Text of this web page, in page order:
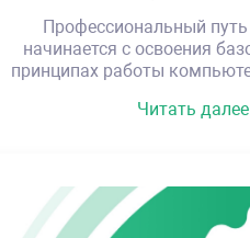
Профессиональный
начинается с освоения
принципах работы
стартовая точка.
адаптируясь к изменениям.
уровня до высоких
Читать далее